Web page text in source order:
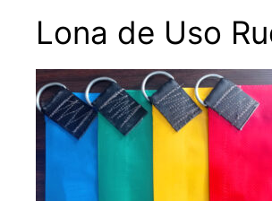
Lona de Uso